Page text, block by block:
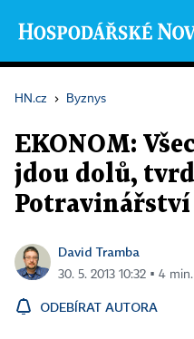
HN.cz › Byznys
EKONOM:
jdou dolů,
Potravinářství
David Tramba
30. 5. 2013 10:32 ▪ 4
ODEBÍRAT AUTORA